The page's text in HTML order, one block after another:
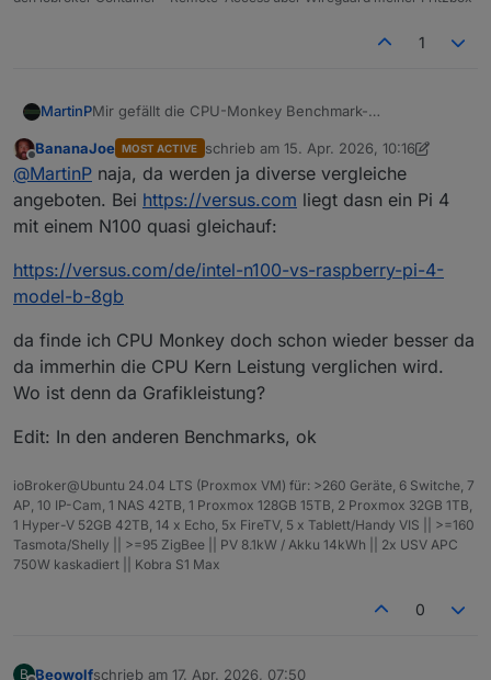
1
MartinPMir gefällt die CPU-Monkey Benchmark-
Da steckt mir zu viel Grafikleistung drin. In der Regel
wird der iobroker ja auf einem "Headless" System
betrieben...
https://www.cpubenchmark.net/singleCompare.php
Der Pi 4 hat 1/3 der Single Thread Leistung eines N100,
und nur 1/8 der Multi-Thread Leistung.
Offline
BananaJoe MOST ACTIVE schrieb am 15. Apr. 2026, 10:16
zuletzt editiert von BananaJoe
@MartinP naja, da werden ja diverse vergleiche
angeboten. Bei https://versus.com liegt dasn ein Pi 4
mit einem N100 quasi gleichauf:
https://versus.com/de/intel-n100-vs-raspberry-pi-4-
model-b-8gb
da finde ich CPU Monkey doch schon wieder besser da
da immerhin die CPU Kern Leistung verglichen wird.
Wo ist denn da Grafikleistung?
Edit: In den anderen Benchmarks, ok
ioBroker@Ubuntu 24.04 LTS (Proxmox VM) für: >260 Geräte, 6 Switche, 7
AP, 10 IP-Cam, 1 NAS 42TB, 1 Proxmox 128GB 15TB, 2 Proxmox 32GB 1TB,
1 Hyper-V 52GB 42TB, 14 x Echo, 5x FireTV, 5 x Tablett/Handy VIS || >=160
Tasmota/Shelly || >=95 ZigBee || PV 8.1kW / Akku 14kWh || 2x USV APC
750W kaskadiert || Kobra S1 Max
0
B Beowolfschrieb am 17. Apr. 2026, 07:50